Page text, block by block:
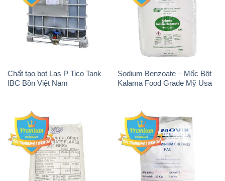
Chất tạo bọt Las P Tico Tank
IBC Bồn Việt Nam
Sodium Benzoate – Mốc Bột
Kalama Food Grade Mỹ Usa